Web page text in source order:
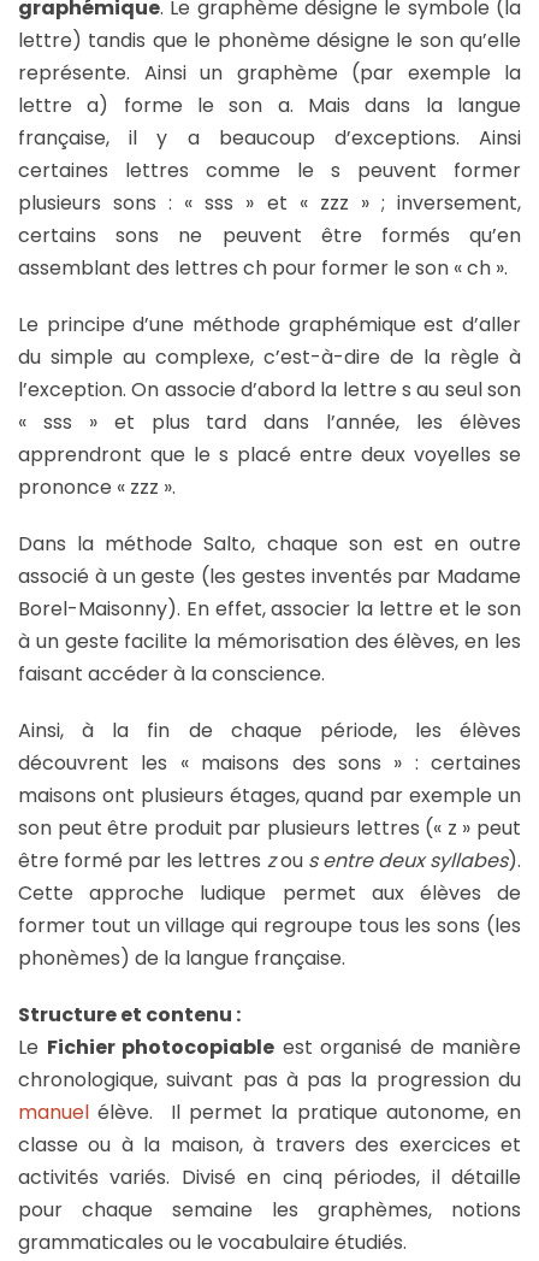
graphémique. Le graphème désigne le symbole (la
lettre) tandis que le phonème désigne le son qu’elle
représente. Ainsi un graphème (par exemple la
lettre a) forme le son a. Mais dans la langue
française, il y a beaucoup d’exceptions. Ainsi
certaines lettres comme le s peuvent former
plusieurs sons : « sss » et « zzz » ; inversement,
certains sons ne peuvent être formés qu’en
assemblant des lettres ch pour former le son « ch ».
Le principe d’une méthode graphémique est d’aller
du simple au complexe, c’est-à-dire de la règle à
l’exception. On associe d’abord la lettre s au seul son
« sss » et plus tard dans l’année, les élèves
apprendront que le s placé entre deux voyelles se
prononce « zzz ».
Dans la méthode Salto, chaque son est en outre
associé à un geste (les gestes inventés par Madame
Borel-Maisonny). En effet, associer la lettre et le son
à un geste facilite la mémorisation des élèves, en les
faisant accéder à la conscience.
Ainsi, à la fin de chaque période, les élèves
découvrent les « maisons des sons » : certaines
maisons ont plusieurs étages, quand par exemple un
son peut être produit par plusieurs lettres (« z » peut
être formé par les lettres zou s entre deux syllabes).
Cette approche ludique permet aux élèves de
former tout un village qui regroupe tous les sons (les
phonèmes) de la langue française.
Structure et contenu :
Le Fichier photocopiable est organisé de manière
chronologique, suivant pas à pas la progression du
manuelélève. Il permet la pratique autonome, en
classe ou à la maison, à travers des exercices et
activités variés. Divisé en cinq périodes, il détaille
pour chaque semaine les graphèmes, notions
grammaticales ou le vocabulaire étudiés.